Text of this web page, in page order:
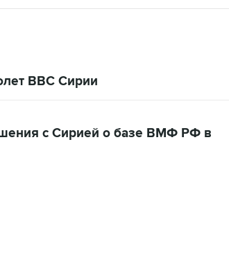
ВВС Сирии
с Сирией о базе ВМФ РФ в